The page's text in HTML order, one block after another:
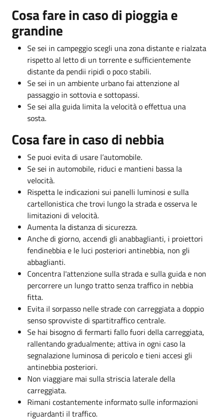
Cosa fare in caso di pioggia e
grandine
Se sei in campeggio scegli una zona distante e rialzata
rispetto al letto di un torrente e sufficientemente
distante da pendii ripidi o poco stabili.
Se sei in un ambiente urbano fai attenzione al
passaggio in sottovia e sottopassi.
Se sei alla guida limita la velocità o effettua una
sosta.
Cosa fare in caso di nebbia
Se puoi evita di usare l’automobile.
Se sei in automobile, riduci e mantieni bassa la
velocità.
Rispetta le indicazioni sui panelli luminosi e sulla
cartellonistica che trovi lungo la strada e osserva le
limitazioni di velocità.
Aumenta la distanza di sicurezza.
Anche di giorno, accendi gli anabbaglianti, i proiettori
fendinebbia e le luci posteriori antinebbia, non gli
abbaglianti.
Concentra l'attenzione sulla strada e sulla guida e non
percorrere un lungo tratto senza traffico in nebbia
fitta.
Evita il sorpasso nelle strade con carreggiata a doppio
senso sprovviste di spartitraffico centrale.
Se hai bisogno di fermarti fallo fuori della carreggiata,
rallentando gradualmente; attiva in ogni caso la
segnalazione luminosa di pericolo e tieni accesi gli
antinebbia posteriori.
Non viaggiare mai sulla striscia laterale della
carreggiata.
Rimani costantemente informato sulle informazioni
riguardanti il traffico.